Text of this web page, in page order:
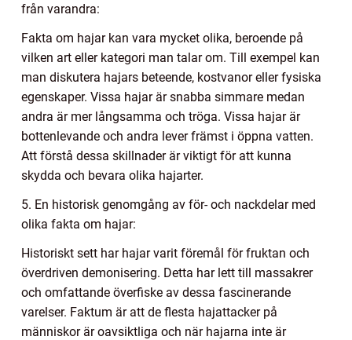
från varandra:
Fakta om hajar kan vara mycket olika, beroende på
vilken art eller kategori man talar om. Till exempel kan
man diskutera hajars beteende, kostvanor eller fysiska
egenskaper. Vissa hajar är snabba simmare medan
andra är mer långsamma och tröga. Vissa hajar är
bottenlevande och andra lever främst i öppna vatten.
Att förstå dessa skillnader är viktigt för att kunna
skydda och bevara olika hajarter.
5. En historisk genomgång av för- och nackdelar med
olika fakta om hajar:
Historiskt sett har hajar varit föremål för fruktan och
överdriven demonisering. Detta har lett till massakrer
och omfattande överfiske av dessa fascinerande
varelser. Faktum är att de flesta hajattacker på
människor är oavsiktliga och när hajarna inte är